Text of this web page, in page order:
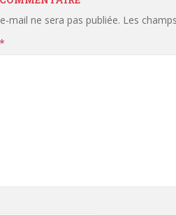
mail ne sera pas publiée. Les
*